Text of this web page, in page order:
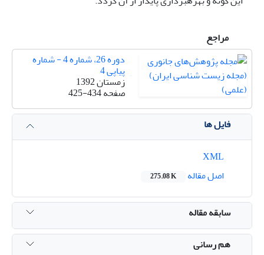
مراجع
دوره 26، شماره 4 - شماره
پیاپی 4
زمستان 1392
صفحه425-434
فایل ها
اصل مقاله
275.08 K
سابقه مقاله
هم رسانی